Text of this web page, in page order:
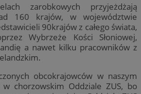
zarobkowych przyjeżdżają
160 krajów, w województwie
90krajów z całego świata,
Wybrzeże Kości Słoniowej,
a nawet kilku pracowników z
obcokrajowców w naszym
chorzowskim Oddziale ZUS, bo